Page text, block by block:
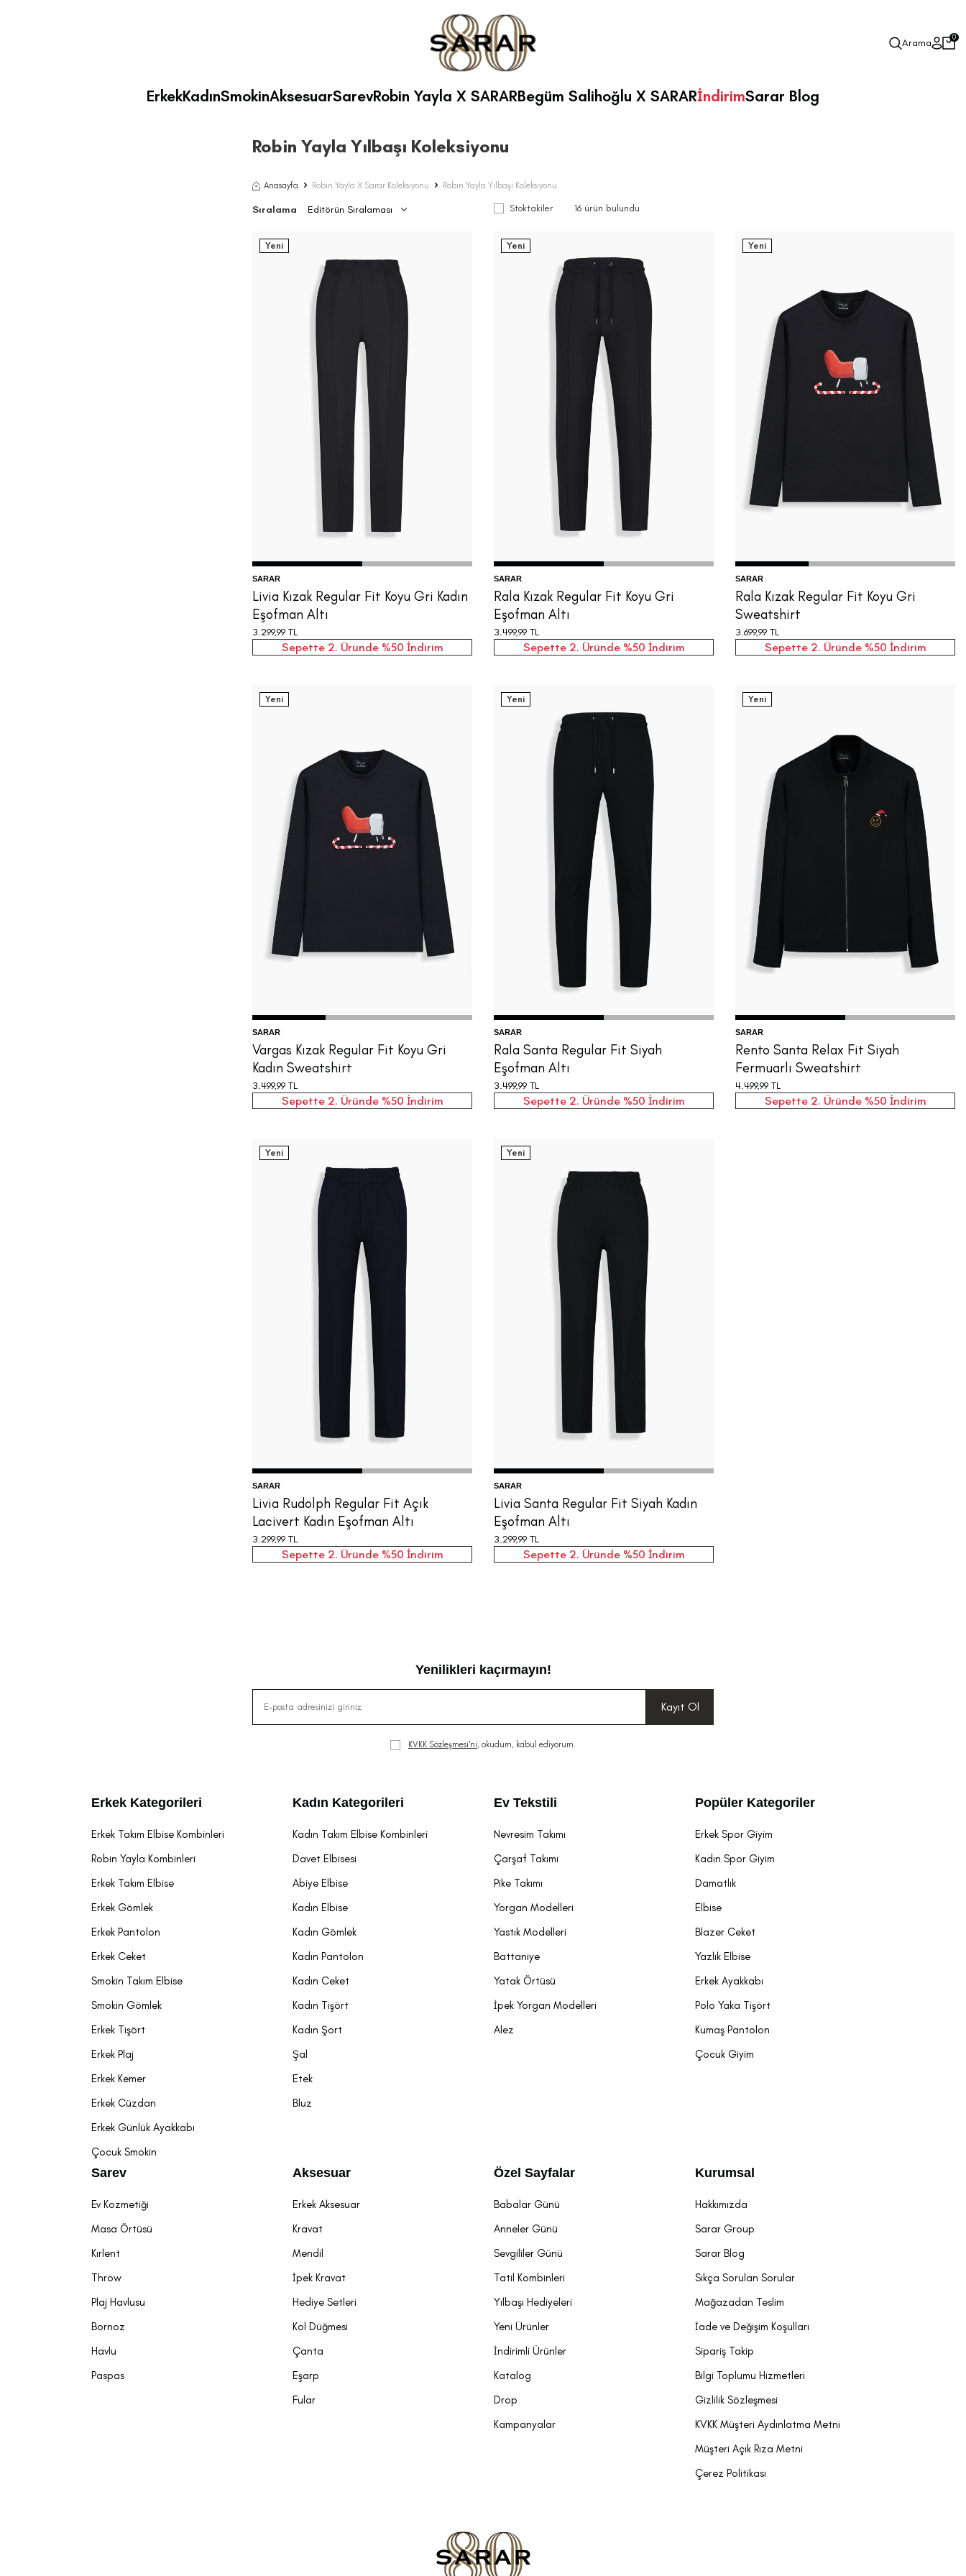
Arama 0
ErkekKadınSmokinAksesuarSarevRobin Yayla X SARARBegüm Salihoğlu X SARARİndirimSarar Blog
Robin Yayla Yılbaşı Koleksiyonu
Anasayfa Robin Yayla X Sarar Koleksiyonu Robin Yayla Yılbaşı Koleksiyonu
Sıralama Stoktakiler 16 ürün bulundu
Yeni
34 42
SARAR
Livia Kızak Regular Fit Koyu Gri Kadın
Eşofman Altı
3.299,99 TL
Sepette 2. Üründe %50 İndirim
Yeni
S L
SARAR
Rala Kızak Regular Fit Koyu Gri
Eşofman Altı
3.499,99 TL
Sepette 2. Üründe %50 İndirim
Yeni
XS S M L XL
SARAR
Rala Kızak Regular Fit Koyu Gri
Sweatshirt
3.699,99 TL
Sepette 2. Üründe %50 İndirim
Yeni
34 36 38 40 42
SARAR
Vargas Kızak Regular Fit Koyu Gri
Kadın Sweatshirt
3.499,99 TL
Sepette 2. Üründe %50 İndirim
Yeni
L
SARAR
Rala Santa Regular Fit Siyah
Eşofman Altı
3.499,99 TL
Sepette 2. Üründe %50 İndirim
Yeni
XS S M L XL
SARAR
Rento Santa Relax Fit Siyah
Fermuarlı Sweatshirt
4.499,99 TL
Sepette 2. Üründe %50 İndirim
Yeni
SARAR
Livia Rudolph Regular Fit Açık
Lacivert Kadın Eşofman Altı
3.299,99 TL
Sepette 2. Üründe %50 İndirim
Yeni
SARAR
Livia Santa Regular Fit Siyah Kadın
Eşofman Altı
3.299,99 TL
Sepette 2. Üründe %50 İndirim
Yenilikleri kaçırmayın!
Kayıt Ol
KVKK Sözleşmesi'ni, okudum, kabul ediyorum.
Erkek Kategorileri
Erkek Takım Elbise Kombinleri
Robin Yayla Kombinleri
Erkek Takım Elbise
Erkek Gömlek
Erkek Pantolon
Erkek Ceket
Smokin Takım Elbise
Smokin Gömlek
Erkek Tişört
Erkek Plaj
Erkek Kemer
Erkek Cüzdan
Erkek Günlük Ayakkabı
Çocuk Smokin
Kadın Kategorileri
Kadın Takım Elbise Kombinleri
Davet Elbisesi
Abiye Elbise
Kadın Elbise
Kadın Gömlek
Kadın Pantolon
Kadın Ceket
Kadın Tişört
Kadın Şort
Şal
Etek
Bluz
Ev Tekstili
Nevresim Takımı
Çarşaf Takımı
Pike Takımı
Yorgan Modelleri
Yastık Modelleri
Battaniye
Yatak Örtüsü
İpek Yorgan Modelleri
Alez
Popüler Kategoriler
Erkek Spor Giyim
Kadın Spor Giyim
Damatlık
Elbise
Blazer Ceket
Yazlık Elbise
Erkek Ayakkabı
Polo Yaka Tişört
Kumaş Pantolon
Çocuk Giyim
Sarev
Ev Kozmetiği
Masa Örtüsü
Kırlent
Throw
Plaj Havlusu
Bornoz
Havlu
Paspas
Aksesuar
Erkek Aksesuar
Kravat
Mendil
İpek Kravat
Hediye Setleri
Kol Düğmesi
Çanta
Eşarp
Fular
Özel Sayfalar
Babalar Günü
Anneler Günü
Sevgililer Günü
Tatil Kombinleri
Yılbaşı Hediyeleri
Yeni Ürünler
İndirimli Ürünler
Katalog
Drop
Kampanyalar
Kurumsal
Hakkımızda
Sarar Group
Sarar Blog
Sıkça Sorulan Sorular
Mağazadan Teslim
İade ve Değişim Koşulları
Sipariş Takip
Bilgi Toplumu Hizmetleri
Gizlilik Sözleşmesi
KVKK Müşteri Aydınlatma Metni
Müşteri Açık Rıza Metni
Çerez Politikası